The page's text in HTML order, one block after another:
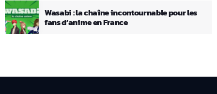
Wasabi : la chaîne incontournable pour les
fans d’anime en France